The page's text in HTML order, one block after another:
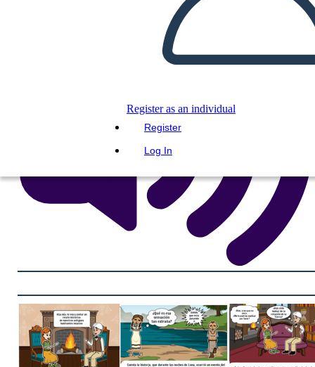
Register as an individual
Register
Log In